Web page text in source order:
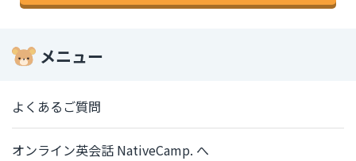
メニュー
よくあるご質問
オンライン英会話 NativeCamp. へ